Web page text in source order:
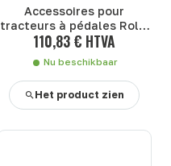
Accessoires pour
tracteurs à pédales Rolly
Toys
110,83 € HTVA
Nu beschikbaar
Het product zien